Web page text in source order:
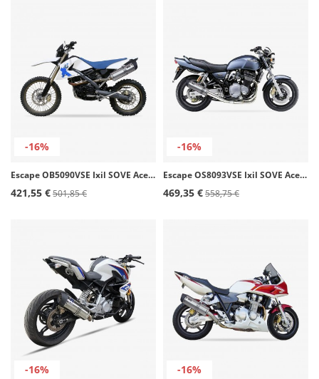
-16%
Escape OB5090VSE Ixil SOVE Acero para BMW G 650 X-Challenge/Country/Moto (07-09)
421,55 €501,85 €
-16%
Escape OS8093VSE Ixil SOVE Acero para Suzuki GSX 1200 Inazuma (99-03)
469,35 €558,75 €
-16% -16%